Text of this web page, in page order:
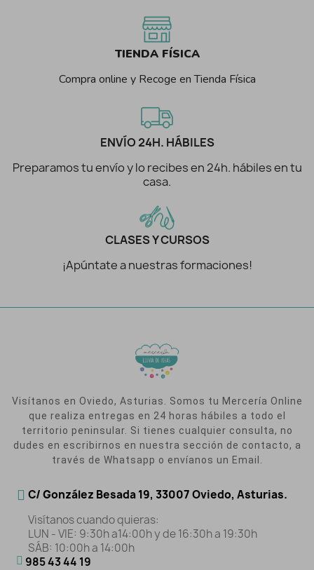
TIENDA FÍSICA
Compra online y Recoge en Tienda Física
ENVÍO 24H. HÁBILES
Preparamos tu envío y lo recibes en 24h. hábiles en tu
casa.
CLASES Y CURSOS
¡Apúntate a nuestras formaciones!
Visítanos en Oviedo, Asturias. Somos tu Mercería Online
que realiza entregas en 24 horas hábiles a todo el
territorio peninsular. Si tienes cualquier consulta, no
dudes en escribirnos en nuestra sección de contacto, a
través de Whatsapp o envíanos un Email.
C/ González Besada 19, 33007 Oviedo, Asturias.
Visítanos cuando quieras:
LUN - VIE: 9:30h a14:00h y de 16:30h a 19:30h
SÁB: 10:00h a 14:00h
985 43 44 19